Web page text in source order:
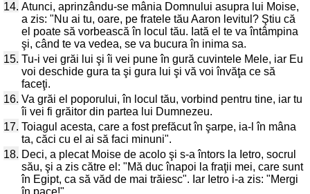
14. Atunci, aprinzându-se mânia Domnului asupra lui Moise,
a zis: "Nu ai tu, oare, pe fratele tău Aaron levitul? Ştiu că
el poate să vorbească în locul tău. Iată el te va întâmpina
şi, când te va vedea, se va bucura în inima sa.
15. Tu-i vei grăi lui şi îi vei pune în gură cuvintele Mele, iar Eu
voi deschide gura ta şi gura lui şi vă voi învăţa ce să
faceţi.
16. Va grăi el poporului, în locul tău, vorbind pentru tine, iar tu
îi vei fi grăitor din partea lui Dumnezeu.
17. Toiagul acesta, care a fost prefăcut în şarpe, ia-l în mâna
ta, căci cu el ai să faci minuni".
18. Deci, a plecat Moise de acolo şi s-a întors la Ietro, socrul
său, şi a zis către el: "Mă duc înapoi la fraţii mei, care sunt
în Egipt, ca să văd de mai trăiesc". Iar Ietro i-a zis: "Mergi
în pace!"